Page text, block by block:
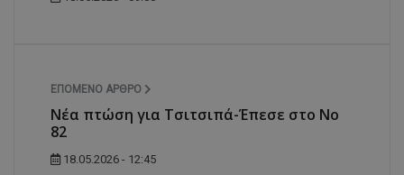
ΕΠΌΜΕΝΟ ΆΡΘΡΟ
Νέα πτώση για Τσιτσιπά-Έπεσε στο Νο
82
18.05.2026 - 12:45